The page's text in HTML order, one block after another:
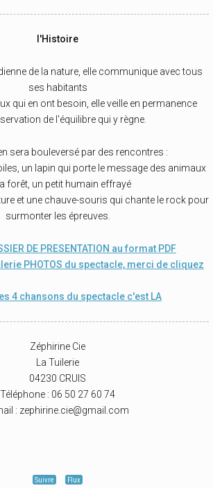
l'Histoire
de la nature, elle communique avec tous
ses habitants
qui en ont besoin, elle veille en permanence
de l'équilibre qui y règne.
sera bouleversé par des rencontres :
un lapin qui porte le message des animaux
forêt, un petit humain effrayé
et une chauve-souris qui chante le rock pour
surmonter les épreuves.
DE PRESENTATION au format PDF
PHOTOS du spectacle, merci de cliquez
4 chansons du spectacle c'est LA
Zéphirine Cie
La Tuilerie
04230 CRUIS
Téléphone : 06 50 27 60 74
: zephirine.cie@gmail.com
Suivre Flux